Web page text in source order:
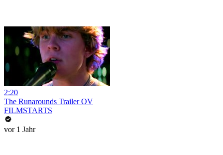
2:20
The Runarounds Trailer OV
FILMSTARTS
vor 1 Jahr